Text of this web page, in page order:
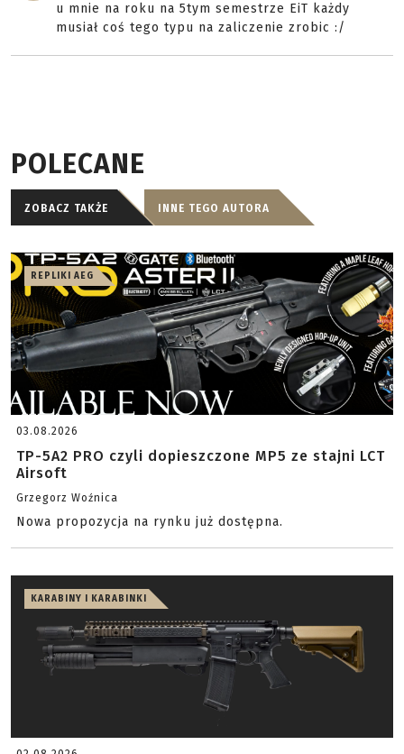
u mnie na roku na 5tym semestrze EiT każdy
musiał coś tego typu na zaliczenie zrobic :/
POLECANE
ZOBACZ TAKŻE INNE TEGO AUTORA
REPLIKI AEG
03.08.2026
TP-5A2 PRO czyli dopieszczone MP5 ze stajni LCT
Airsoft
Grzegorz Woźnica
Nowa propozycja na rynku już dostępna.
KARABINY I KARABINKI